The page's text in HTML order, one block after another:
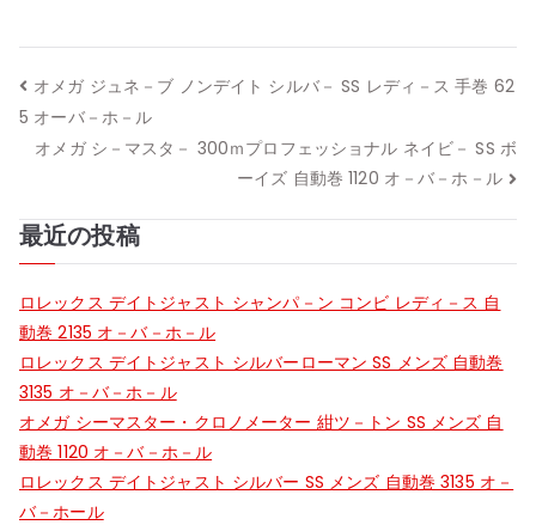
投
稿
ビ
ゲ
ー
シ
ョ
ン
オメガ ジュネ－ブ ノンデイト シルバ－ SS レディ－ス 手巻 62
5 オーバ－ホ－ル
オメガ シ－マスタ－ 300ｍプロフェッショナル ネイビ－ SS ボ
ーイズ 自動巻 1120 オ－バ－ホ－ル
最近の投稿
ロレックス デイトジャスト シャンパ－ン コンビ レディ－ス 自
動巻 2135 オ－バ－ホ－ル
ロレックス デイトジャスト シルバーローマン SS メンズ 自動巻
3135 オ－バ－ホ－ル
オメガ シーマスター・クロノメーター 紺ツ－トン SS メンズ 自
動巻 1120 オ－バ－ホ－ル
ロレックス デイトジャスト シルバー SS メンズ 自動巻 3135 オ－
バ－ホール